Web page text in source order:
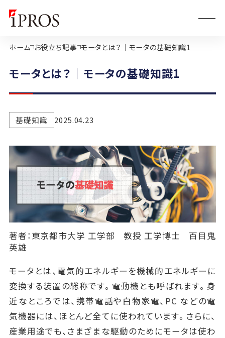
ホーム お役立ち記事 モータとは？｜モータの基礎知識1
モータとは？｜モータの基礎知識1
基礎知識 2025.04.23
著者：東京都市大学 工学部 教授 工学博士 百目鬼
英雄
モータとは、電気的エネルギーを機械的エネルギーに
変換する装置の総称です。電動機とも呼ばれます。身
近なところでは、携帯電話や白物家電、PC などの電
気機器には、ほとんど全てに使われています。さらに、
産業用途でも、さまざまな駆動のためにモータは使わ